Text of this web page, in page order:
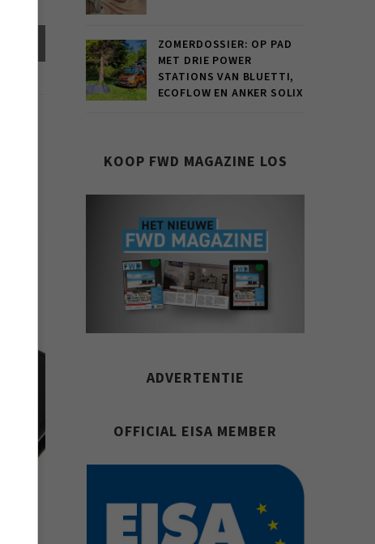
ZOMERDOSSIER: OP PAD
MET DRIE POWER
STATIONS VAN BLUETTI,
ECOFLOW EN ANKER SOLIX
KOOP FWD MAGAZINE LOS
ADVERTENTIE
OFFICIAL EISA MEMBER